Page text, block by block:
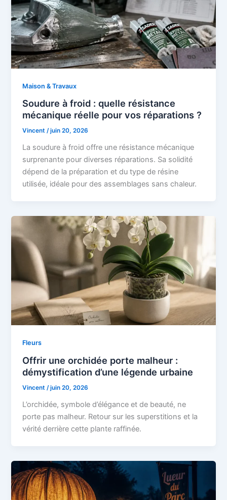
Maison & Travaux
Soudure à froid : quelle résistance
mécanique réelle pour vos réparations ?
Vincent/juin 20, 2026
La soudure à froid offre une résistance mécanique
surprenante pour diverses réparations. Sa solidité
dépend de la préparation et du type de résine
utilisée, idéale pour des assemblages sans chaleur.
Fleurs
Offrir une orchidée porte malheur :
démystification d’une légende urbaine
Vincent/juin 20, 2026
L’orchidée, symbole d’élégance et de beauté, ne
porte pas malheur. Retour sur les superstitions et la
vérité derrière cette plante raffinée.